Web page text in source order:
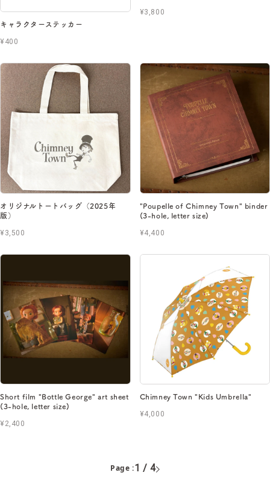
キャラクターステッカー
¥400
¥3,800
オリジナルトートバッグ（2025年
版）
¥3,500
"Poupelle of Chimney Town" binder
(3-hole, letter size)
¥4,400
Short film "Bottle George" art sheet
(3-hole, letter size)
¥2,400
Chimney Town "Kids Umbrella"
¥4,000
Page :1 / 4